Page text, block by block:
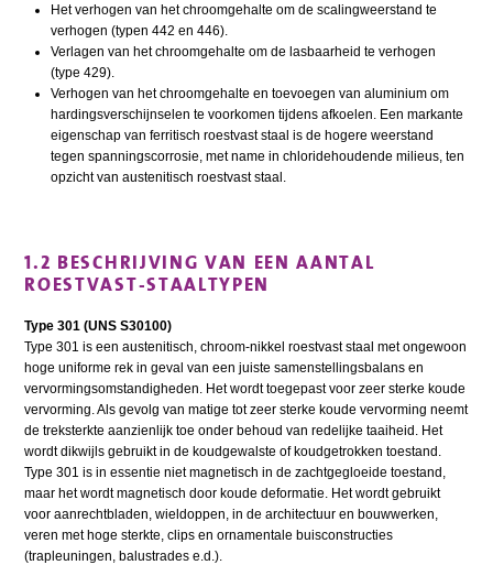
Het verhogen van het chroomgehalte om de scalingweerstand te
verhogen (typen 442 en 446).
Verlagen van het chroomgehalte om de lasbaarheid te verhogen
(type 429).
Verhogen van het chroomgehalte en toevoegen van aluminium om
hardingsverschijnselen te voorkomen tijdens afkoelen. Een markante
eigenschap van ferritisch roestvast staal is de hogere weerstand
tegen spanningscorrosie, met name in chloridehoudende milieus, ten
opzicht van austenitisch roestvast staal.
1.2 BESCHRIJVING VAN EEN AANTAL
ROESTVAST-STAALTYPEN
Type 301 (UNS S30100)
Type 301 is een austenitisch, chroom-nikkel roestvast staal met ongewoon
hoge uniforme rek in geval van een juiste samenstellingsbalans en
vervormingsomstandigheden. Het wordt toegepast voor zeer sterke koude
vervorming. Als gevolg van matige tot zeer sterke koude vervorming neemt
de treksterkte aanzienlijk toe onder behoud van redelijke taaiheid. Het
wordt dikwijls gebruikt in de koudgewalste of koudgetrokken toestand.
Type 301 is in essentie niet magnetisch in de zachtgegloeide toestand,
maar het wordt magnetisch door koude deformatie. Het wordt gebruikt
voor aanrechtbladen, wieldoppen, in de architectuur en bouwwerken,
veren met hoge sterkte, clips en ornamentale buisconstructies
(trapleuningen, balustrades e.d.).